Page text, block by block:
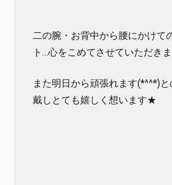
二の腕・お背中から腰にかけて
ト…心をこめてさせていただき
また明日から頑張れます(*^^*)
戴しとても嬉しく想います★